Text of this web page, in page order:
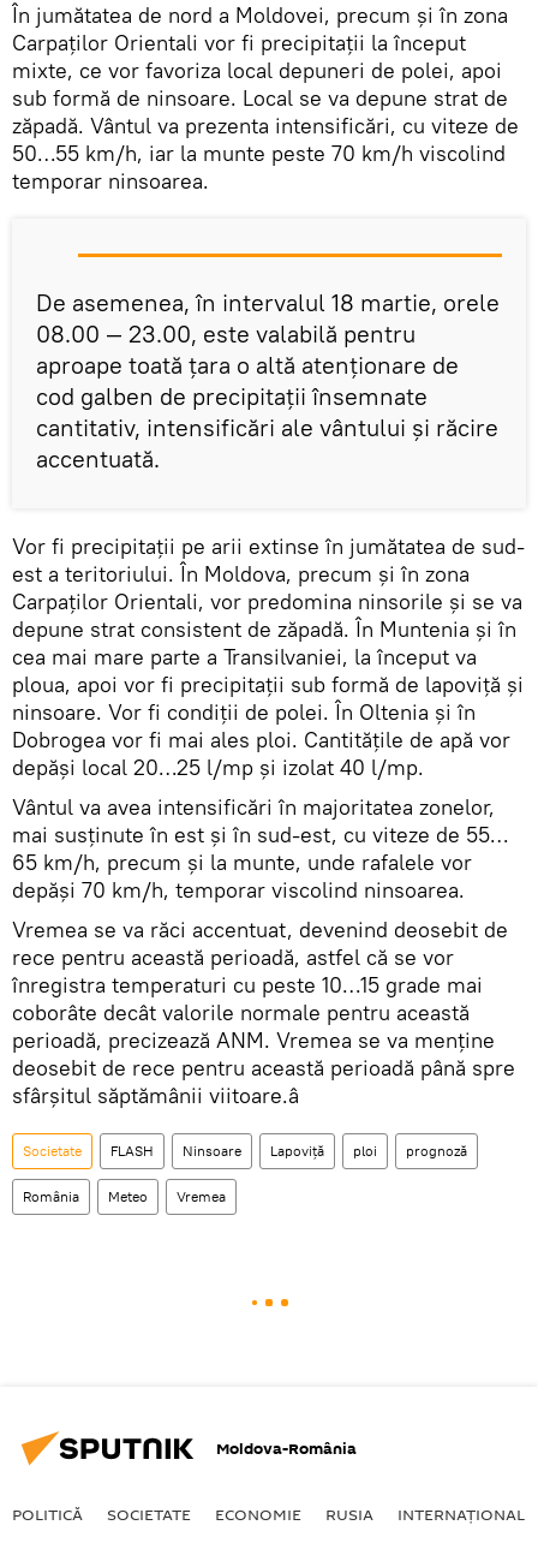
În jumătatea de nord a Moldovei, precum și în zona
Carpaților Orientali vor fi precipitații la început
mixte, ce vor favoriza local depuneri de polei, apoi
sub formă de ninsoare. Local se va depune strat de
zăpadă. Vântul va prezenta intensificări, cu viteze de
50…55 km/h, iar la munte peste 70 km/h viscolind
temporar ninsoarea.
De asemenea, în intervalul 18 martie, orele
08.00 — 23.00, este valabilă pentru
aproape toată ţara o altă atenţionare de
cod galben de precipitații însemnate
cantitativ, intensificări ale vântului şi răcire
accentuată.
Vor fi precipitații pe arii extinse în jumătatea de sud-
est a teritoriului. În Moldova, precum și în zona
Carpaților Orientali, vor predomina ninsorile și se va
depune strat consistent de zăpadă. În Muntenia și în
cea mai mare parte a Transilvaniei, la început va
ploua, apoi vor fi precipitații sub formă de lapoviță și
ninsoare. Vor fi condiții de polei. În Oltenia și în
Dobrogea vor fi mai ales ploi. Cantitățile de apă vor
depăși local 20…25 l/mp și izolat 40 l/mp.
Vântul va avea intensificări în majoritatea zonelor,
mai susținute în est și în sud-est, cu viteze de 55…
65 km/h, precum și la munte, unde rafalele vor
depăși 70 km/h, temporar viscolind ninsoarea.
Vremea se va răci accentuat, devenind deosebit de
rece pentru această perioadă, astfel că se vor
înregistra temperaturi cu peste 10…15 grade mai
coborâte decât valorile normale pentru această
perioadă, precizează ANM. Vremea se va menține
deosebit de rece pentru această perioadă până spre
sfârşitul săptămânii viitoare.â
Societate FLASH Ninsoare Lapoviță ploi prognoză
România Meteo Vremea
Moldova-România
POLITICĂ SOCIETATE ECONOMIE RUSIA INTERNAŢIONAL